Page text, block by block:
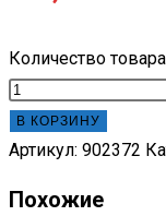
Количество
В КОРЗИНУ
Артикул: 902372
Похожие